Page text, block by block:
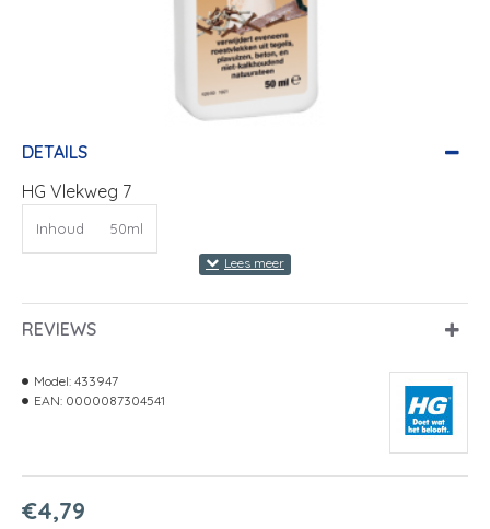
DETAILS
HG Vlekweg 7
Inhoud 50ml
REVIEWS
€4,79
Model: 433947
EAN: 0000087304541